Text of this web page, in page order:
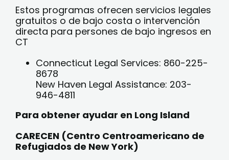
Estos programas ofrecen servicios legales
gratuitos o de bajo costa o intervención
directa para persones de bajo ingresos en
CT
Connecticut Legal Services: 860-225-
8678
New Haven Legal Assistance: 203-
946-4811
Para obtener ayudar en Long Island
CARECEN (Centro Centroamericano de
Refugiados de New York)